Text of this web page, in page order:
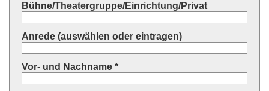
Bühne/Theatergruppe/Einrichtung/Privat
Anrede (auswählen oder eintragen)
Vor- und Nachname *